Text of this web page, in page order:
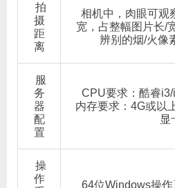
拍
摄
距
离
相机中，肉眼可观
宽，占整幅图片长/
辨别的烟/火像
服
务
器
配
置
CPU要求：酷睿i3/
内存要求：4G或以
显
操
作
64位Windows操作